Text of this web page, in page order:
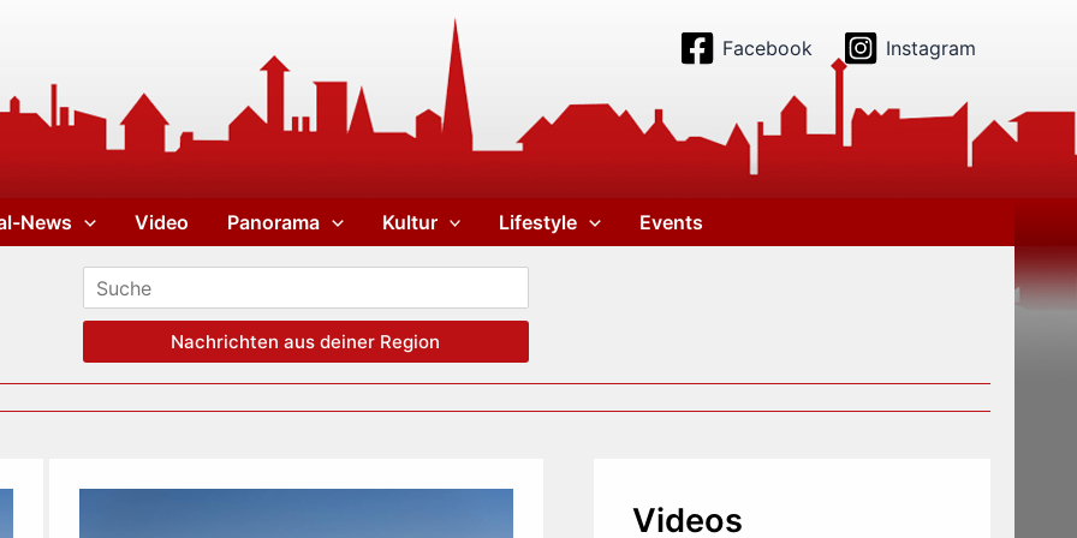
Facebook Instagram
News Video Panorama Kultur Lifestyle Events
Nachrichten aus deiner Region
Videos